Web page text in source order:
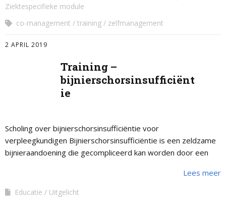
Ziektespecifieke module
co-management
training zelfmanagement
2 APRIL 2019
Training –
bijnierschorsinsufficiënt
ie
Scholing over bijnierschorsinsufficiëntie voor
verpleegkundigen Bijnierschorsinsufficiëntie is een zeldzame
bijnieraandoening die gecompliceerd kan worden door een
Lees meer
Educatie Uitgelicht